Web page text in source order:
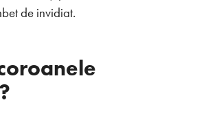
de invidiat.